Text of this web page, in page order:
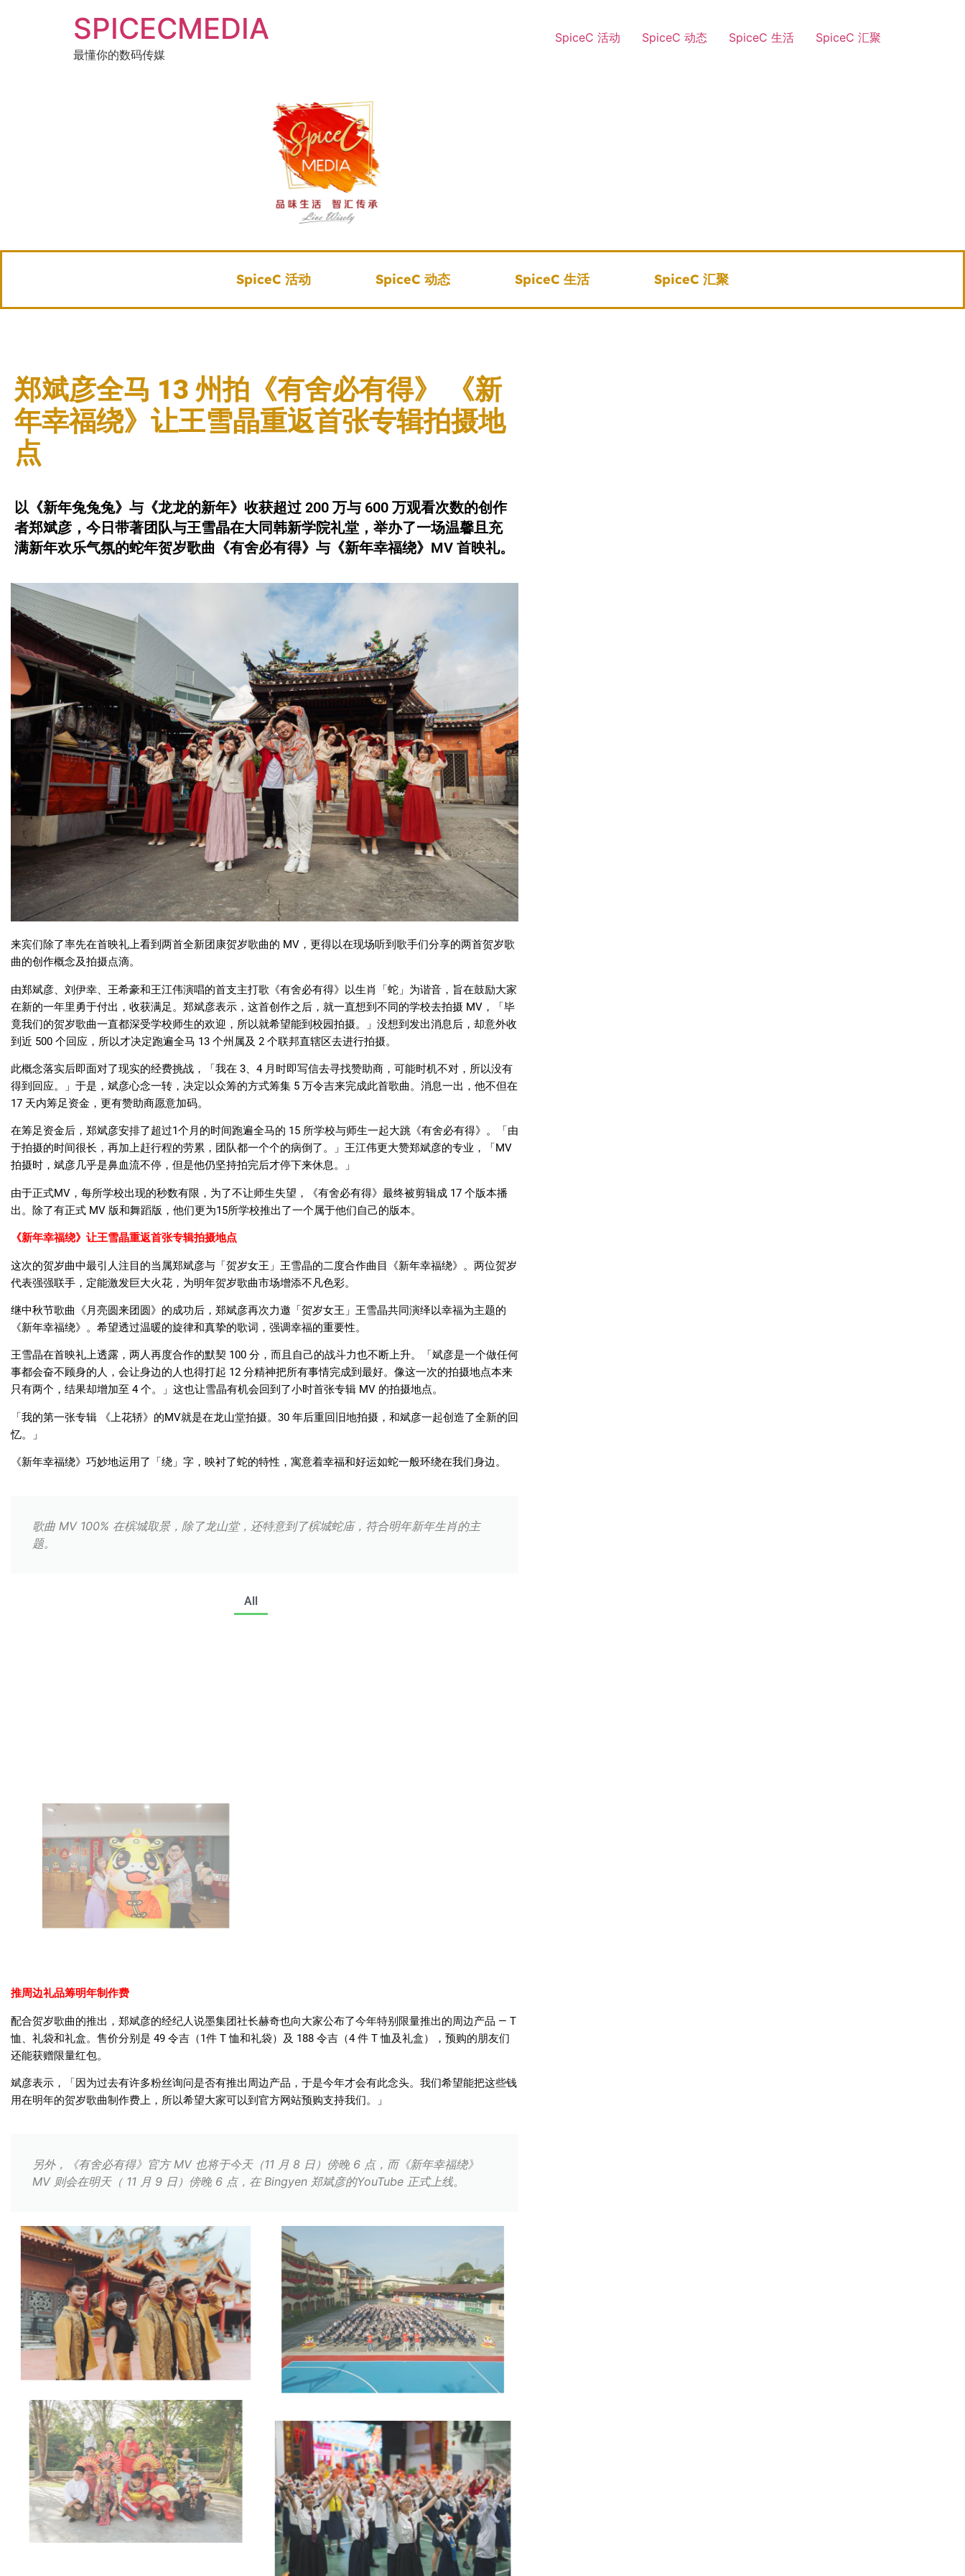
SPICECMEDIA
最懂你的数码传媒
SpiceC 活动 SpiceC 动态 SpiceC 生活 SpiceC 汇聚
SpiceC 活动 SpiceC 动态 SpiceC 生活 SpiceC 汇聚
郑斌彦全马 13 州拍《有舍必有得》 《新
年幸福绕》让王雪晶重返首张专辑拍摄地
点
以《新年兔兔兔》与《龙龙的新年》收获超过 200 万与 600 万观看次数的创作
者郑斌彦，今日带著团队与王雪晶在大同韩新学院礼堂，举办了一场温馨且充
满新年欢乐气氛的蛇年贺岁歌曲《有舍必有得》与《新年幸福绕》MV 首映礼。
来宾们除了率先在首映礼上看到两首全新团康贺岁歌曲的 MV ，更得以在现场听到歌手们分享的两首贺岁歌
曲的创作概念及拍摄点滴。
由郑斌彦、刘伊幸、王希豪和王江伟演唱的首支主打歌《有舍必有得》以生肖「蛇」为谐音，旨在鼓励大家
在新的一年里勇于付出，收获满足。郑斌彦表示，这首创作之后，就一直想到不同的学校去拍摄 MV ，「毕
竟我们的贺岁歌曲一直都深受学校师生的欢迎，所以就希望能到校园拍摄。」没想到发出消息后，却意外收
到近 500 个回应，所以才决定跑遍全马 13 个州属及 2 个联邦直辖区去进行拍摄。
此概念落实后即面对了现实的经费挑战，「我在 3、 4 月时即写信去寻找赞助商，可能时机不对，所以没有
得到回应。」于是，斌彦心念一转，决定以众筹的方式筹集 5 万令吉来完成此首歌曲。消息一出，他不但在
17 天内筹足资金，更有赞助商愿意加码。
在筹足资金后，郑斌彦安排了超过1个月的时间跑遍全马的 15 所学校与师生一起大跳《有舍必有得》。「由
于拍摄的时间很长，再加上赶行程的劳累，团队都一个个的病倒了。」王江伟更大赞郑斌彦的专业，「 MV
拍摄时，斌彦几乎是鼻血流不停，但是他仍坚持拍完后才停下来休息。」
由于正式MV ，每所学校出现的秒数有限，为了不让师生失望，《有舍必有得》最终被剪辑成 17 个版本播
出。除了有正式 MV 版和舞蹈版，他们更为15所学校推出了一个属于他们自己的版本。
《新年幸福绕》让王雪晶重返首张专辑拍摄地点
这次的贺岁曲中最引人注目的当属郑斌彦与「贺岁女王」王雪晶的二度合作曲目《新年幸福绕》。两位贺岁
代表强强联手，定能激发巨大火花，为明年贺岁歌曲市场增添不凡色彩。
继中秋节歌曲《月亮圆来团圆》的成功后，郑斌彦再次力邀「贺岁女王」王雪晶共同演绎以幸福为主题的
《新年幸福绕》。希望透过温暖的旋律和真挚的歌词，强调幸福的重要性。
王雪晶在首映礼上透露，两人再度合作的默契 100 分，而且自己的战斗力也不断上升。「斌彦是一个做任何
事都会奋不顾身的人，会让身边的人也得打起 12 分精神把所有事情完成到最好。像这一次的拍摄地点本来
只有两个，结果却增加至 4个。」这也让雪晶有机会回到了小时首张专辑 MV 的拍摄地点。
「我的第一张专辑 《上花轿》的MV就是在龙山堂拍摄。 30 年后重回旧地拍摄，和斌彦一起创造了全新的回
忆。」
《新年幸福绕》巧妙地运用了「绕」字，映衬了蛇的特性，寓意着幸福和好运如蛇一般环绕在我们身边。
歌曲 MV 100% 在槟城取景，除了龙山堂，还特意到了槟城蛇庙，符合明年新年生肖的主
题。
All
推周边礼品筹明年制作费
配合贺岁歌曲的推出，郑斌彦的经纪人说墨集团社长赫奇也向大家公布了今年特别限量推出的周边产品 — T
恤、礼袋和礼盒。售价分别是 49 令吉（1件 T恤和礼袋）及 188 令吉（4 件 T恤及礼盒），预购的朋友们
还能获赠限量红包。
斌彦表示，「因为过去有许多粉丝询问是否有推出周边产品，于是今年才会有此念头。我们希望能把这些钱
用在明年的贺岁歌曲制作费上，所以希望大家可以到官方网站预购支持我们。」
另外，《有舍必有得》官方 MV 也将于今天（11 月 8 日）傍晚 6 点，而《新年幸福绕》
MV 则会在明天（ 11 月 9 日）傍晚 6 点，在 Bingyen 郑斌彦的YouTube 正式上线。